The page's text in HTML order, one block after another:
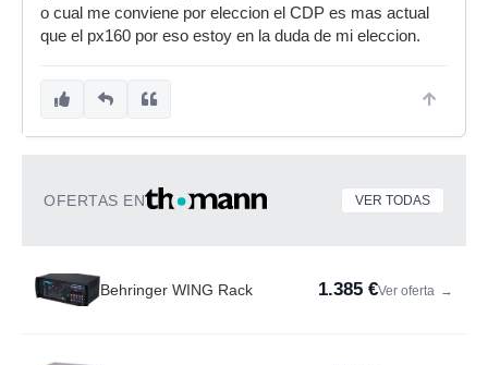
o cual me conviene por eleccion el CDP es mas actual
que el px160 por eso estoy en la duda de mi eleccion.
OFERTAS EN VER TODAS
Behringer WING Rack 1.385 €Ver oferta →